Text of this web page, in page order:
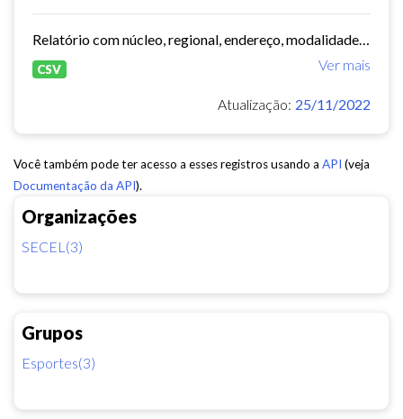
Organizações
SECEL(3)
Grupos
Esportes(3)
Ver mais
CSV
Atualização: 25/11/2022
Você também pode ter acesso a esses registros usando a API (veja
Documentação da API).